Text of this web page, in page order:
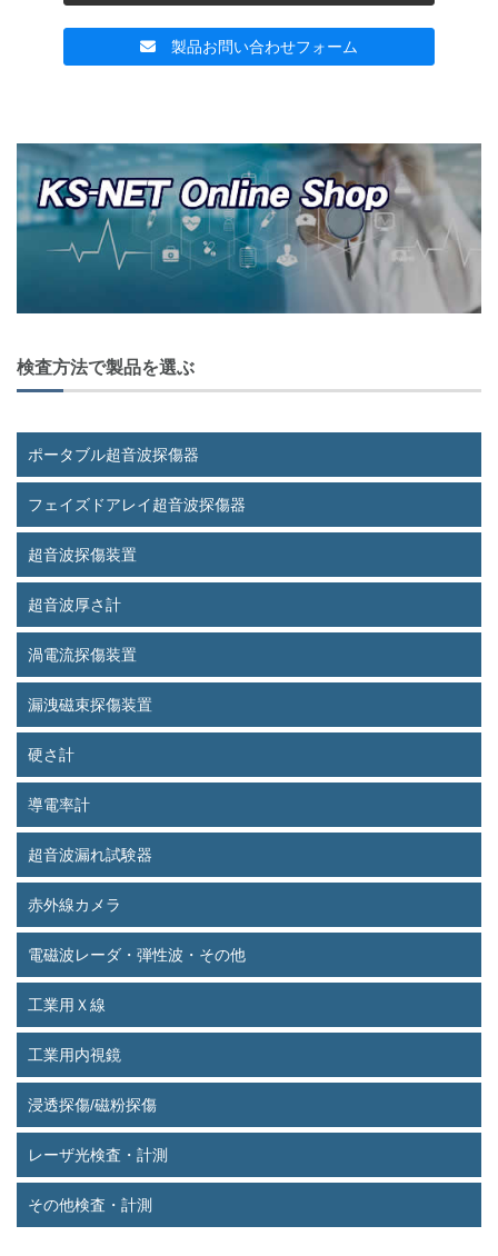
製品お問い合わせフォーム
稿
ナ
ビ
ョ
ン
検査方法で製品を選ぶ
ポータブル超音波探傷器
フェイズドアレイ超音波探傷器
超音波探傷装置
超音波厚さ計
渦電流探傷装置
漏洩磁束探傷装置
硬さ計
導電率計
超音波漏れ試験器
赤外線カメラ
電磁波レーダ・弾性波・その他
工業用Ｘ線
工業用内視鏡
浸透探傷/磁粉探傷
レーザ光検査・計測
その他検査・計測